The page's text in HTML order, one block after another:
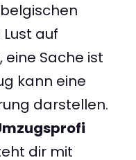
auf
Sache ist
kann eine
darstellen.
dir mit